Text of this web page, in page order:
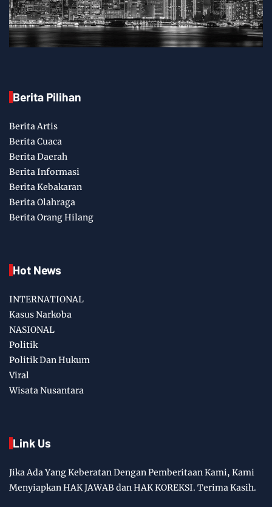
Berita Pilihan
Berita Artis
Berita Cuaca
Berita Daerah
Berita Informasi
Berita Kebakaran
Berita Olahraga
Berita Orang Hilang
Hot News
INTERNATIONAL
Kasus Narkoba
NASIONAL
Politik
Politik Dan Hukum
Viral
Wisata Nusantara
Link Us
Jika Ada Yang Keberatan Dengan Pemberitaan Kami, Kami
Menyiapkan HAK JAWAB dan HAK KOREKSI. Terima Kasih.